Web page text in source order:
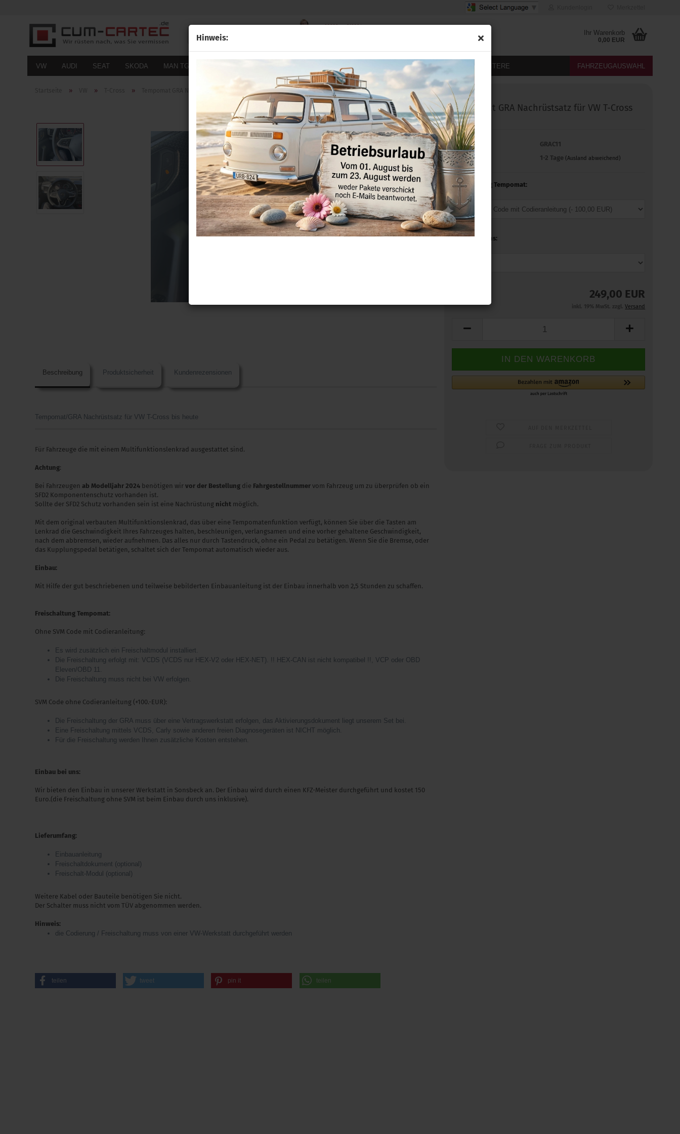
Hinweis:
Alle
02838 - 910384
Ihr Warenkorb
0,00 EUR
VW AUDI SEAT SKODA MAN TGE STANDHEIZUNGEN MULTIMEDIA FAHRZEUGAUSWAHL
WEITERE
» » » Tempomat GRA Nachrüstsatz für VW T-Cross mit MFL
Tempomat GRA Nachrüstsatz für VW T-Cross
mit MFL
Art.Nr.:
GRAC11
Lieferzeit:
1-2 Tage(Ausland abweichend)
Freischaltung Tempomat:
Einbau bei uns:
249,00 EUR
inkl. 19% MwSt. zzgl.Versand
Beschreibung Produktsicherheit Kundenrezensionen
Tempomat/GRA Nachrüstsatz für VW T-Cross bis heute
Für Fahrzeuge die mit einem Multifunktionslenkrad ausgestattet sind.
Achtung:
Bei Fahrzeugen ab Modelljahr 2024benötigen wir vor der Bestellungdie Fahrgestellnummer vom Fahrzeug um zu überprüfen ob ein
SFD2 Komponentenschutz vorhanden ist.
Sollte der SFD2 Schutz vorhanden sein ist eine Nachrüstung nichtmöglich.
Mit dem original verbauten Multifunktionslenkrad, das über eine Tempomatenfunktion verfügt, können Sie über die Tasten am
Lenkrad die Geschwindigkeit Ihres Fahrzeuges halten, beschleunigen, verlangsamen und eine vorher gehaltene Geschwindigkeit,
nach dem abbremsen, wieder aufnehmen. Das alles nur durch Tastendruck, ohne ein Pedal zu betätigen. Wenn Sie die Bremse, oder
das Kupplungspedal betätigen, schaltet sich der Tempomat automatisch wieder aus.
Einbau:
Mit Hilfe der gut beschriebenen und teilweise bebilderten Einbauanleitung ist der Einbau innerhalb von 2,5 Stunden zu schaffen.
Freischaltung Tempomat:
Ohne SVM Code mit Codieranleitung:
Es wird zusätzlich ein Freischaltmodul installiert.
Die Freischaltung erfolgt mit: VCDS (VCDS nur HEX-V2 oder HEX-NET). !! HEX-CAN ist nicht kompatibel !!, VCP oder OBD
Eleven/OBD 11.
Die Freischaltung muss nicht bei VW erfolgen.
SVM Code ohne Codieranleitung (+100.-EUR):
Die Freischaltung der GRA muss über eine Vertragswerkstatt erfolgen, das Aktivierungsdokument liegt unserem Set bei.
Eine Freischaltung mittels VCDS, Carly sowie anderen freien Diagnosegeräten ist NICHT möglich.
Für die Freischaltung werden Ihnen zusätzliche Kosten entstehen.
Einbau bei uns:
Wir bieten den Einbau in unserer Werkstatt in Sonsbeck an. Der Einbau wird durch einen KFZ-Meister durchgeführt und kostet 150
Euro.(die Freischaltung ohne SVM ist beim Einbau durch uns inklusive).
Lieferumfang:
Einbauanleitung
Freischaltdokument (optional)
Freischalt-Modul (optional)
Weitere Kabel oder Bauteile benötigen Sie nicht.
Der Schalter muss nicht vom TÜV abgenommen werden.
Hinweis:
die Codierung / Freischaltung muss von einer VW-Werkstatt durchgeführt werden
teilen tweet pin it teilen